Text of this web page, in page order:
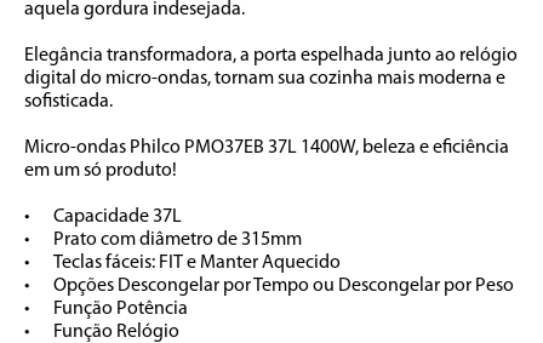
aquela gordura indesejada.
Elegância transformadora, a porta espelhada junto ao relógio
digital do micro-ondas, tornam sua cozinha mais moderna e
sofisticada.
Micro-ondas Philco PMO37EB 37L 1400W, beleza e eficiência
em um só produto!
•	Capacidade 37L
•	Prato com diâmetro de 315mm
•	Teclas fáceis: FIT e Manter Aquecido
•	Opções Descongelar por Tempo ou Descongelar por Peso
•	Função Potência
•	Função Relógio